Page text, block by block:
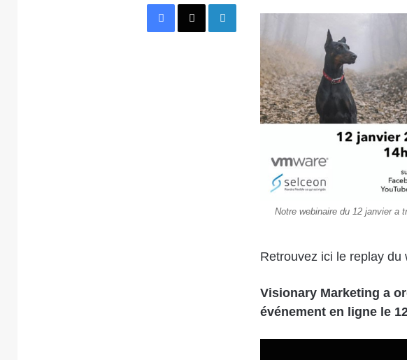
Notre webinaire du 12 janvier a
Retrouvez ici le replay du
Visionary Marketing a
événement en ligne le
Facebook
X Linkedin